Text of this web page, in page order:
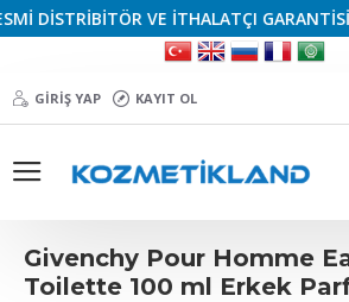
DİSTRİBİTÖR VE İTHALATÇI GARANTİSİ
GIRIŞ YAP KAYIT OL
Givenchy Pour Homme
Toilette 100 ml Erkek